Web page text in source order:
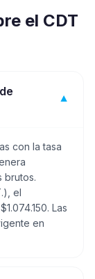
el CDT
▼
con la tasa
brutos.
el
Las
en